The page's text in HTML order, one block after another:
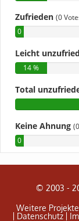
© 2003 -
Weitere Projekte
Datenschutz